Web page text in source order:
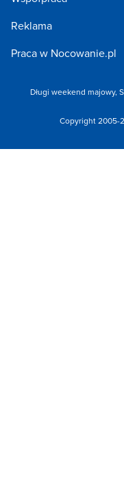
Reklama
Praca w Nocowanie.pl
Długi weekend majowy,
Copyright 2005-